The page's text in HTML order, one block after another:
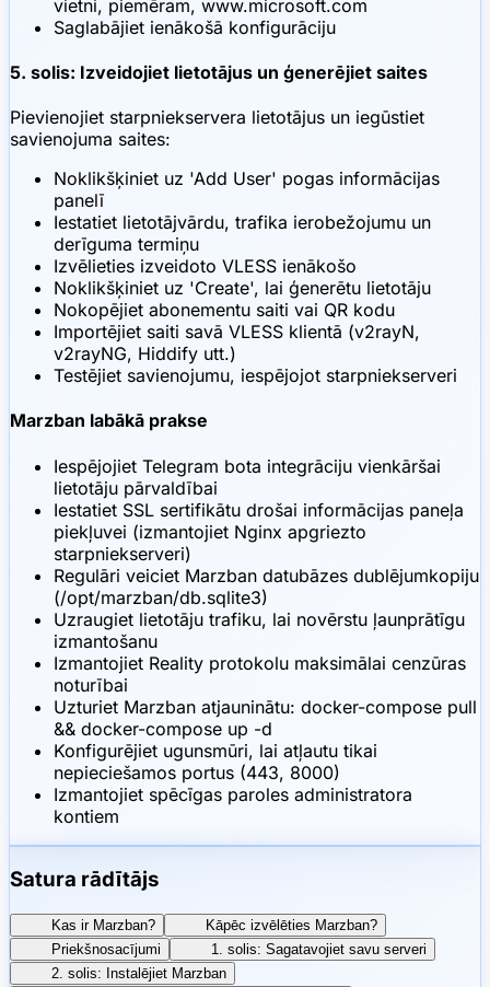
vietni, piemēram, www.microsoft.com
Saglabājiet ienākošā konfigurāciju
5. solis: Izveidojiet lietotājus un ģenerējiet saites
Pievienojiet starpniekservera lietotājus un iegūstiet
savienojuma saites:
Noklikšķiniet uz 'Add User' pogas informācijas
panelī
Iestatiet lietotājvārdu, trafika ierobežojumu un
derīguma termiņu
Izvēlieties izveidoto VLESS ienākošo
Noklikšķiniet uz 'Create', lai ģenerētu lietotāju
Nokopējiet abonementu saiti vai QR kodu
Importējiet saiti savā VLESS klientā (v2rayN,
v2rayNG, Hiddify utt.)
Testējiet savienojumu, iespējojot starpniekserveri
Marzban labākā prakse
Iespējojiet Telegram bota integrāciju vienkāršai
lietotāju pārvaldībai
Iestatiet SSL sertifikātu drošai informācijas paneļa
piekļuvei (izmantojiet Nginx apgriezto
starpniekserveri)
Regulāri veiciet Marzban datubāzes dublējumkopiju
(/opt/marzban/db.sqlite3)
Uzraugiet lietotāju trafiku, lai novērstu ļaunprātīgu
izmantošanu
Izmantojiet Reality protokolu maksimālai cenzūras
noturībai
Uzturiet Marzban atjauninātu: docker-compose pull
&& docker-compose up -d
Konfigurējiet ugunsmūri, lai atļautu tikai
nepieciešamos portus (443, 8000)
Izmantojiet spēcīgas paroles administratora
kontiem
Satura rādītājs
Kas ir Marzban?
Kāpēc izvēlēties Marzban?
Priekšnosacījumi
1. solis: Sagatavojiet savu serveri
2. solis: Instalējiet Marzban